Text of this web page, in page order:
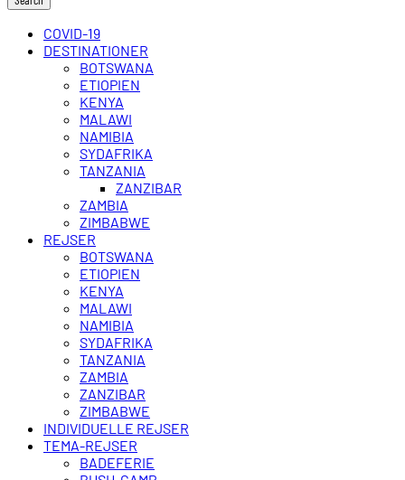
COVID-19
DESTINATIONER
BOTSWANA
ETIOPIEN
KENYA
MALAWI
NAMIBIA
SYDAFRIKA
TANZANIA
ZANZIBAR
ZAMBIA
ZIMBABWE
REJSER
BOTSWANA
ETIOPIEN
KENYA
MALAWI
NAMIBIA
SYDAFRIKA
TANZANIA
ZAMBIA
ZANZIBAR
ZIMBABWE
INDIVIDUELLE REJSER
TEMA-REJSER
BADEFERIE